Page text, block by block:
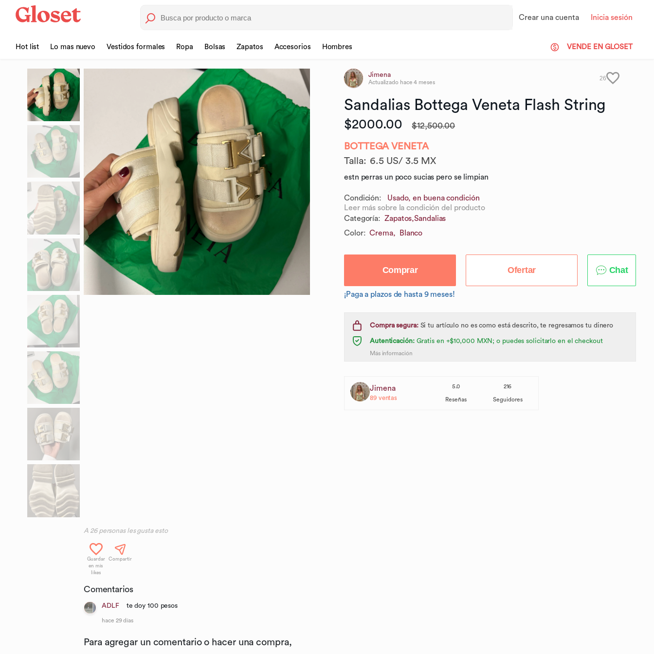
Crear una cuenta Inicia sesión
Hot list Lo mas nuevo Vestidos formales Ropa Bolsas Zapatos Accesorios Hombres VENDE EN GLOSET
A 26personas les gusta esto
Guardar
en mis
likes
Compartir
Comentarios
ADLF te doy 100 pesos
hace 29 días
Para agregar un comentario o hacer una compra,
Jimena
Actualizado hace 4 meses
26
Sandalias Bottega Veneta Flash String
$2000.00 $12,500.00
BOTTEGA VENETA
Talla: 6.5 US/ 3.5 MX
estn perras un poco sucias pero se limpian
Condición:
Usado, en buena condición
Leer más sobre la condición del producto
Categoría: Zapatos,Sandalias
Color: Crema, Blanco
Comprar Ofertar Chat
¡Paga a plazos de hasta 9 meses!
Compra segura:Si tu artículo no es como está descrito, te regresamos tu dinero
Autenticación:Gratis en +$10,000 MXN; o puedes solicitarlo en el checkout
Más información
Jimena
89 ventas
5.0
Reseñas
216
Seguidores